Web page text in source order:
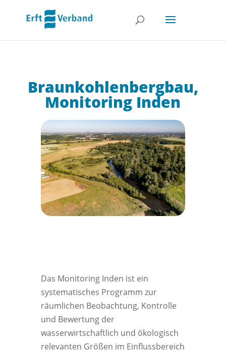
Braunkohlen­bergbau,
Monitoring Inden
Das Monitoring Inden ist ein
systematisches Programm zur
räumlichen Beobachtung, Kontrolle
und Bewertung der
wasserwirtschaftlich und ökologisch
relevanten Größen im Einflussbereich